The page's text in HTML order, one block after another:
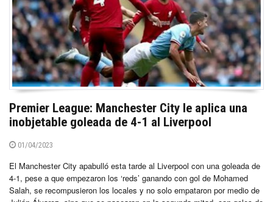
Premier League: Manchester City le aplica una
inobjetable goleada de 4-1 al Liverpool
01/04/2023
El Manchester City apabulló esta tarde al Liverpool con una goleada de
4-1, pese a que empezaron los ‘reds’ ganando con gol de Mohamed
Salah, se recompusieron los locales y no solo empataron por medio de